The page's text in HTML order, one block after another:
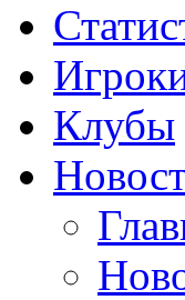
Клубы